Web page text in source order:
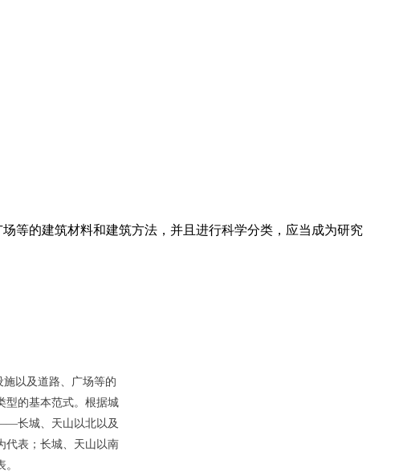
等的建筑材料和建筑方法，并且进行科学分类，应当成为研究
以及道路、广场等的
型的基本范式。根据城
长城、天山以北以及
代表；长城、天山以南